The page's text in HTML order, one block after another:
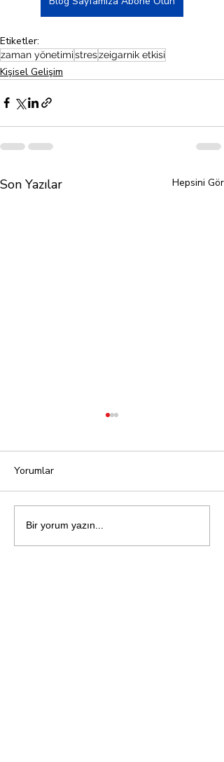
Etiketler:
zaman yönetimistreszeigarnik etkisi
Kişisel Gelişim
Son Yazılar Hepsini Gör
NLP Zihin Dili
Programlaması
Yorumlar
Bir yorum yazın...